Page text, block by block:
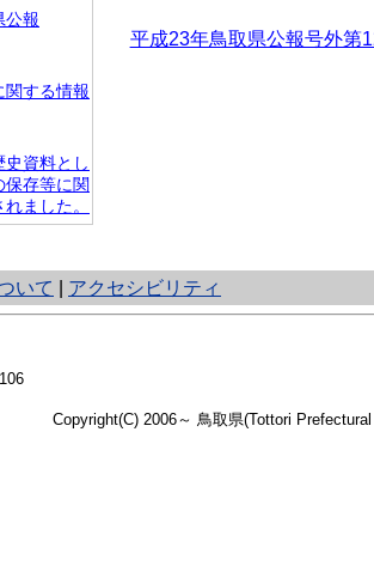
公報
関する情報
史資料とし
保存等に関
ました。
平成23年鳥取県公報号外第
いて アクセシビリティ
Copyright(C) 2006～ 鳥取県(Tottori